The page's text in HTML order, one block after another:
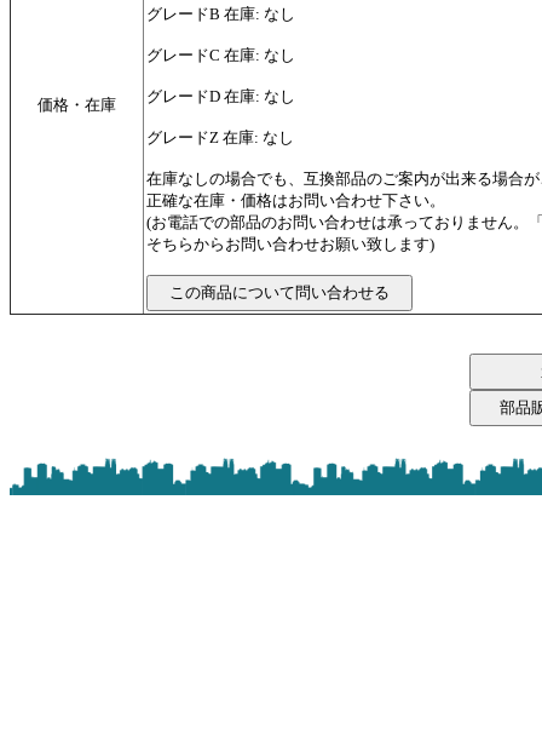
価格・在庫
グレードB 在庫: なし
グレードC 在庫: なし
グレードD 在庫: なし
グレードZ 在庫: なし
在庫なしの場合でも、互換部品のご案内が出来る場合
正確な在庫・価格はお問い合わせ下さい。
(お電話での部品のお問い合わせは承っておりません。
そちらからお問い合わせお願い致します)